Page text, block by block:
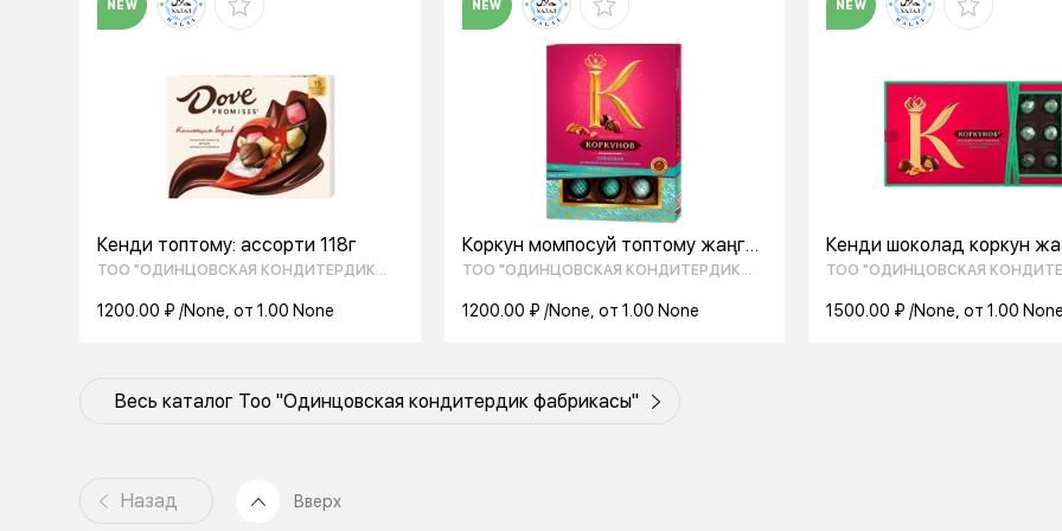
NEW
Кенди топтому: ассорти 118г
ТОО "ОДИНЦОВСКАЯ КОНДИТЕРДИК
1200.00 ₽ /None, от 1.00 None
NEW
Коркун момпосуй топтому жаңгак
кара жана сүт шоколад
ТОО "ОДИНЦОВСКАЯ КОНДИТЕРДИК
1200.00 ₽ /None, от 1.00 None
NEW
Кенди шоколад коркун
коллекциясы 165г
ТОО "ОДИНЦОВСКАЯ
1500.00 ₽ /None, от 1.00 None
Весь каталог Тоо "Одинцовская кондитердик фабрикасы"
Назад Вверх